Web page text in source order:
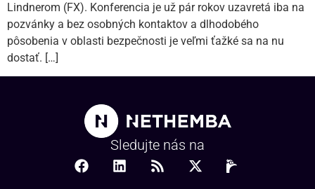
Lindnerom (FX). Konferencia je už pár rokov uzavretá iba na
pozvánky a bez osobných kontaktov a dlhodobého
pôsobenia v oblasti bezpečnosti je veľmi ťažké sa na nu
dostať. […]
Sledujte nás na